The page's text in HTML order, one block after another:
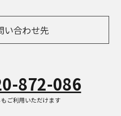
い合わせ先
872-086
ご利用いただけます